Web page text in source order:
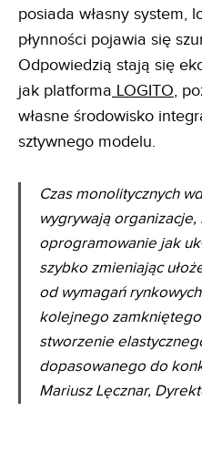
posiada własny system,
płynności pojawia się
Odpowiedzią stają się
jak platforma LOGITO,
własne środowisko
sztywnego modelu.
Czas monolitycznych
wygrywają
oprogramowanie jak
szybko zmieniając
od wymagań
kolejnego
stworzenie
dopasowanego do
Mariusz Lęcznar,